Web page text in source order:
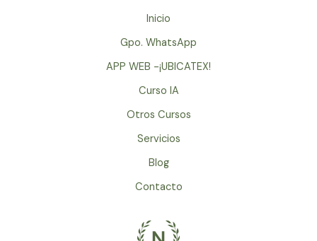
Inicio
Gpo. WhatsApp
APP WEB -¡UBICATEX!
Curso IA
Otros Cursos
Servicios
Blog
Contacto